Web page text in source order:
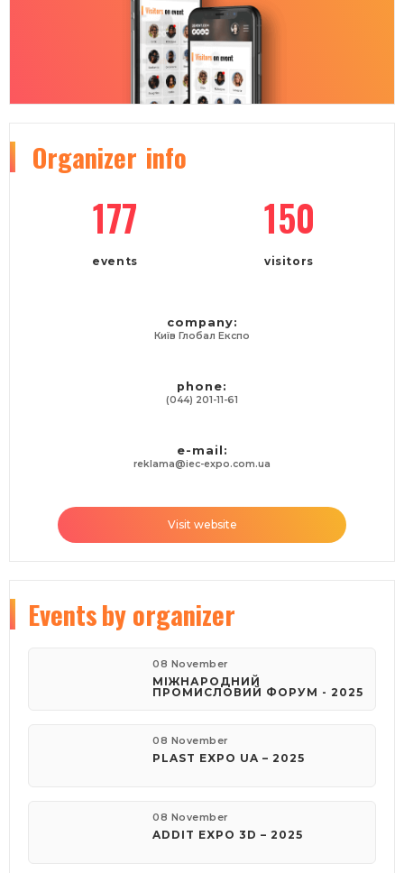
Organizer info
177
events
150
visitors
company:
Київ Глобал Експо
phone:
(044) 201-11-61
e-mail:
reklama@iec-expo.com.ua
Visit website
Eventsby organizer
08 November
МІЖНАРОДНИЙ
ПРОМИСЛОВИЙ ФОРУМ - 2025
08 November
PLAST EXPO UA – 2025
08 November
ADDIT EXPO 3D – 2025